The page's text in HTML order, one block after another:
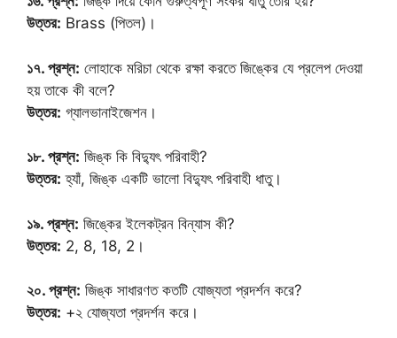
উত্তর: Brass (পিতল)।
১৭. প্রশ্ন: লোহাকে মরিচা থেকে রক্ষা করতে জিঙ্কের যে প্রলেপ দেওয়া
হয় তাকে কী বলে?
উত্তর: গ্যালভানাইজেশন।
১৮. প্রশ্ন: জিঙ্ক কি বিদ্যুৎ পরিবাহী?
উত্তর: হ্যাঁ, জিঙ্ক একটি ভালো বিদ্যুৎ পরিবাহী ধাতু।
১৯. প্রশ্ন: জিঙ্কের ইলেকট্রন বিন্যাস কী?
উত্তর: 2, 8, 18, 2।
২০. প্রশ্ন: জিঙ্ক সাধারণত কতটি যোজ্যতা প্রদর্শন করে?
উত্তর: +২ যোজ্যতা প্রদর্শন করে।